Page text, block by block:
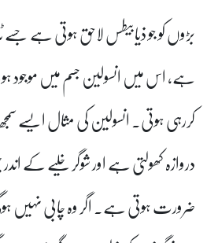
بڑوں کو جو ذیابیطس لاحق ہوتی ہے جسے
ہے، اس میں انسولین جسم میں موجود
کررہی ہوتی۔ انسولین کی مثال ایسے
دروازہ کھولتی ہے اور شوگر خلیے کے
ضرورت ہوتی ہے۔ اگر وہ چابی نہیں